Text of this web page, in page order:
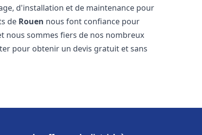
d'installation et de maintenance pour
de Rouen nous font confiance pour
nous sommes fiers de nos nombreux
pour obtenir un devis gratuit et sans